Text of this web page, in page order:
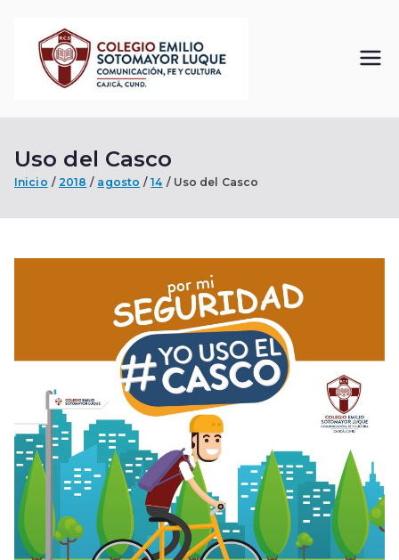
contenido
Emilio
Sotom
ayor
Luque
Comunicación, Fe
Uso del Casco
Inicio 2018 agosto 14 Uso del Casco